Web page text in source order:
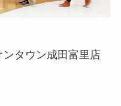
タウン成田富里店